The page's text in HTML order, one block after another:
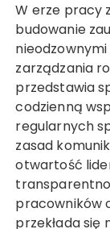
W erze pracy zdalnej skuteczna komunikacja i
budowanie
zarządzania
przedstawia
codzienną
regularnych
zasad
otwartość
pracowników
przekłada się